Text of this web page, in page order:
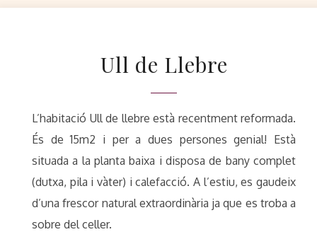
Ull de Llebre
L’habitació Ull de llebre està recentment reformada.
És de 15m2 i per a dues persones genial! Està
situada a la planta baixa i disposa de bany complet
(dutxa, pila i vàter) i calefacció. A l’estiu, es gaudeix
d’una frescor natural extraordinària ja que es troba a
sobre del celler.